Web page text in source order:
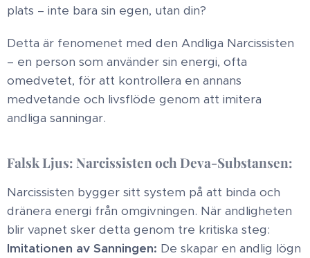
plats – inte bara sin egen, utan din? ​
Detta är fenomenet med den Andliga Narcissisten
– en person som använder sin energi, ofta
omedvetet, för att kontrollera en annans
medvetande och livsflöde genom att imitera
andliga sanningar.
Falsk Ljus: Narcissisten och Deva-Substansen:
​Narcissisten bygger sitt system på att binda och
dränera energi från omgivningen. När andligheten
blir vapnet sker detta genom tre kritiska steg: ​
Imitationen av Sanningen: De skapar en andlig lögn